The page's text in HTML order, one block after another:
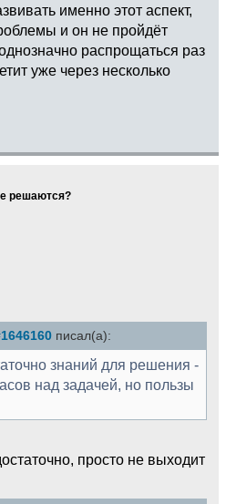
именно этот аспект,
и он не пройдёт
распрощаться раз
уже через несколько
решаются?
писал(а):
знаний для решения -
над задачей, но пользы
просто не выходит